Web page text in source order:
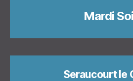
Mardi
Seraucourt le